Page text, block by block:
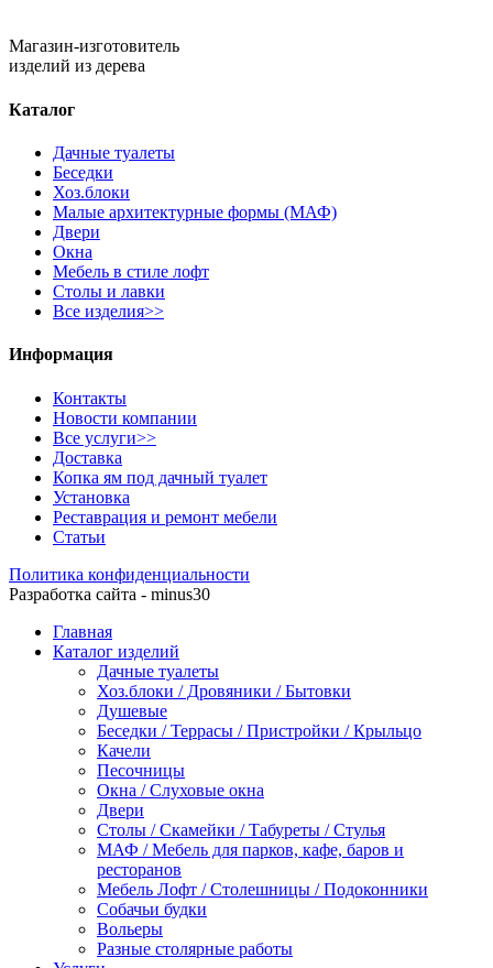
Магазин-изготовитель
изделий из дерева
Каталог
Дачные туалеты
Беседки
Хоз.блоки
Малые архитектурные формы (МАФ)
Двери
Окна
Мебель в стиле лофт
Столы и лавки
Все изделия>>
Информация
Контакты
Новости компании
Все услуги>>
Доставка
Копка ям под дачный туалет
Установка
Реставрация и ремонт мебели
Статьи
Политика конфиденциальности
Разработка сайта - minus30
Главная
Каталог изделий
Дачные туалеты
Хоз.блоки / Дровяники / Бытовки
Душевые
Беседки / Террасы / Пристройки / Крыльцо
Качели
Песочницы
Окна / Слуховые окна
Двери
Столы / Скамейки / Табуреты / Стулья
МАФ / Мебель для парков, кафе, баров и
ресторанов
Мебель Лофт / Столешницы / Подоконники
Собачьи будки
Вольеры
Разные столярные работы